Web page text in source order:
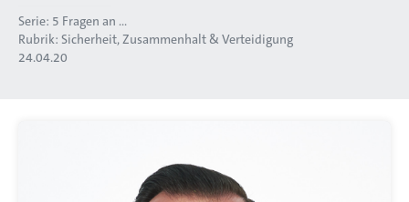
Serie: 5 Fragen an ...
Rubrik: Sicherheit, Zusammenhalt & Verteidigung
24.04.20